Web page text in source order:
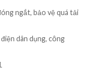
ngắt, bảo vệ quá tải
dân dụng, công